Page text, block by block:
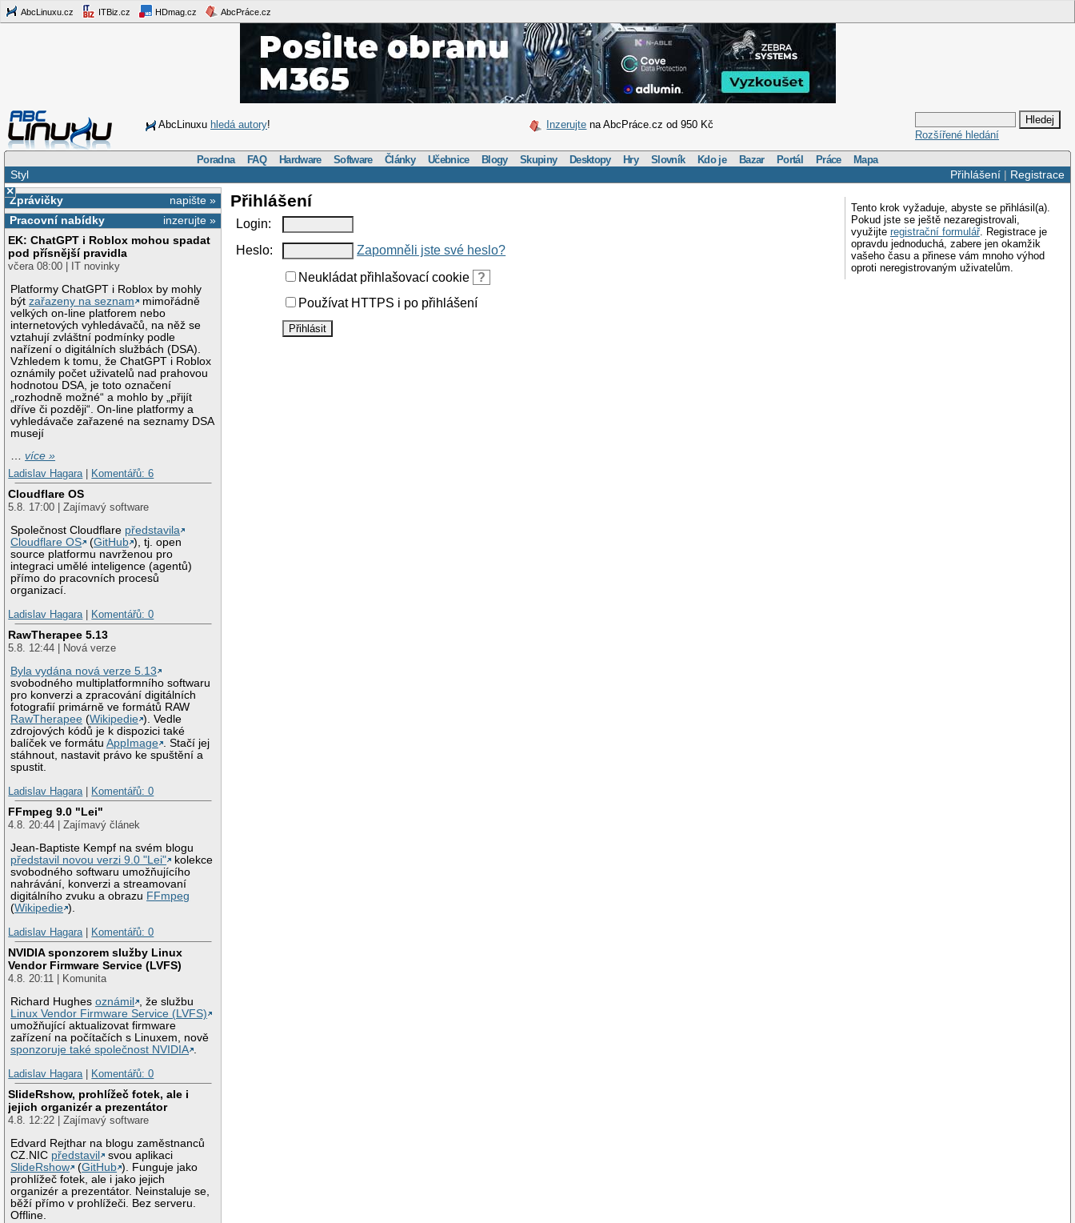
AbcLinuxu.cz ITBiz.cz HDmag.cz AbcPráce.cz
AbcLinuxu hledá autory! Inzerujte na AbcPráce.cz od 950 Kč
Rozšířené hledání
Poradna FAQ Hardware Software Články Učebnice Blogy Skupiny Desktopy Hry Slovník Kdo je Bazar Portál Práce Mapa
Přihlášení| Registrace
Styl
×
napište »
Zprávičky
inzerujte »
Pracovní nabídky
EK: ChatGPT i Roblox mohou spadat
pod přísnější pravidla
včera 08:00 | IT novinky
Platformy ChatGPT i Roblox by mohly
býtzařazeny na seznam
mimořádně
velkých on-line platforem nebo
internetových vyhledávačů, na něž se
vztahují zvláštní podmínky podle
nařízení o digitálních službách (DSA).
Vzhledem k tomu, že ChatGPT i Roblox
oznámily počet uživatelů nad prahovou
hodnotou DSA, je toto označení
„rozhodně možné“ a mohlo by „přijít
dříve či později“. On-line platformy a
vyhledávače zařazené na seznamy DSA
musejí
…více »
Ladislav Hagara
Komentářů: 6
Cloudflare OS
5.8. 17:00 | Zajímavý software
Společnost Cloudflare představila
Cloudflare OS
(GitHub ), tj. open
source platformu navrženou pro
integraci umělé inteligence (agentů)
přímo do pracovních procesů
organizací.
Ladislav Hagara
Komentářů: 0
RawTherapee 5.13
5.8. 12:44 | Nová verze
Byla vydána nová verze 5.13
svobodného multiplatformního softwaru
pro konverzi a zpracování digitálních
fotografií primárně ve formátů RAW
RawTherapee (Wikipedie ). Vedle
zdrojových kódů je k dispozici také
balíček ve formátuAppImage . Stačí jej
stáhnout, nastavit právo ke spuštění a
spustit.
Ladislav Hagara
Komentářů: 0
FFmpeg 9.0 "Lei"
4.8. 20:44 | Zajímavý článek
Jean-Baptiste Kempf na svém blogu
představil novou verzi 9.0 "Lei"
kolekce
svobodného softwaru umožňujícího
nahrávání, konverzi a streamovaní
digitálního zvuku a obrazu FFmpeg
(Wikipedie ).
Ladislav Hagara
Komentářů: 0
NVIDIA sponzorem služby Linux
Vendor Firmware Service (LVFS)
4.8. 20:11 | Komunita
Richard Hughesoznámil
, že službu
Linux Vendor Firmware Service (LVFS)
umožňující aktualizovat firmware
zařízení na počítačích s Linuxem, nově
sponzoruje také společnost NVIDIA .
Ladislav Hagara | Komentářů: 0
SlideRshow, prohlížeč fotek, ale i
jejich organizér a prezentátor
4.8. 12:22 | Zajímavý software
Edvard Rejthar na blogu zaměstnanců
CZ.NIC představil
svou aplikaci
SlideRshow
(GitHub ). Funguje jako
prohlížeč fotek, ale i jako jejich
organizér a prezentátor. Neinstaluje se,
běží přímo v prohlížeči. Bez serveru.
Offline.
Tento krok vyžaduje, abyste se přihlásil(a).
Pokud jste se ještě nezaregistrovali,
využijte registrační formulář. Registrace je
opravdu jednoduchá, zabere jen okamžik
vašeho času a přinese vám mnoho výhod
oproti neregistrovaným uživatelům.
Přihlášení
Login:
Heslo:
Zapomněli jste své heslo?
Neukládat přihlašovací cookie
?
Používat HTTPS i po přihlášení